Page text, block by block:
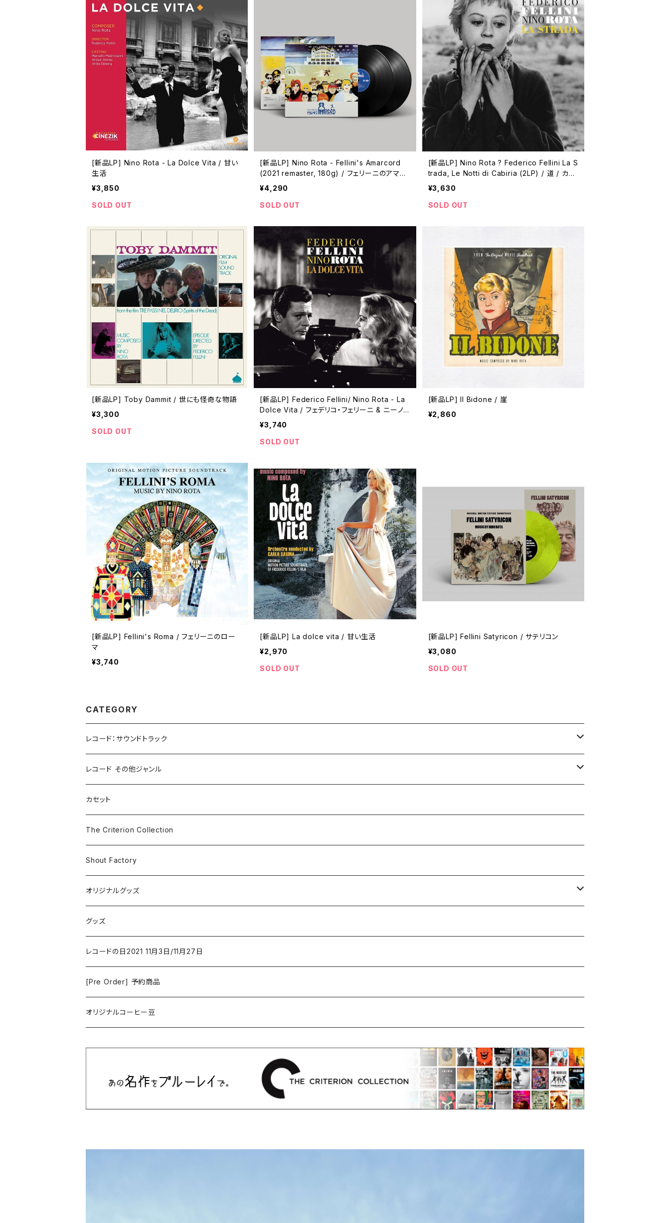
[新品LP] Nino Rota - La Dolce Vita / 甘い
生活
¥3,850
SOLD OUT
[新品LP] Nino Rota - Fellini's Amarcord
(2021 remaster, 180g) / フェリーニのアマル
コルド
¥4,290
SOLD OUT
[新品LP] Nino Rota ? Federico Fellini La S
trada, Le Notti di Cabiria (2LP) / 道 / カビ
リアの夜
¥3,630
SOLD OUT
[新品LP] Toby Dammit / 世にも怪奇な物語
¥3,300
SOLD OUT
[新品LP] Federico Fellini/ Nino Rota - La
Dolce Vita / フェデリコ・フェリーニ & ニーノ・
ロータ集
¥3,740
SOLD OUT
[新品LP] Il Bidone / 崖
¥2,860
[新品LP] Fellini's Roma / フェリーニのロー
マ
¥3,740
[新品LP] La dolce vita / 甘い生活
¥2,970
SOLD OUT
[新品LP] Fellini Satyricon / サテリコン
¥3,080
SOLD OUT
CATEGORY
レコード：サウンドトラック
ホラー/スリラー
SF
ドラマ/ロマンス
アクション/クライム
コメディ
ファンタジー/アドベンチャー
アニメーション
ゲーム
ミュージカル/音楽/ドキュメンタリー/コンピ
レコード その他ジャンル
Rock & Pop
The Smiths
Iron and Wine
Hovvdy
Grouper
Bill Callahan
Phoebe Bridgers
細野晴臣
Classical
Electronic & Ambient
New Order
Jazz
カセット
The Criterion Collection
Shout Factory
オリジナルグッズ
コーヒー
洋服
グッズ
レコードの日2021 11月3日/11月27日
[Pre Order] 予約商品
オリジナルコーヒー豆